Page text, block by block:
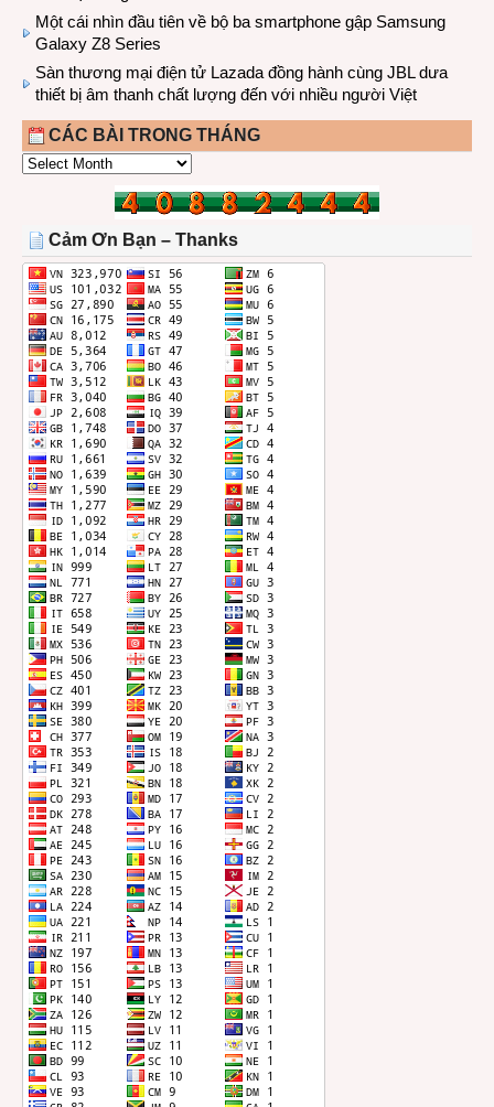
Một cái nhìn đầu tiên về bộ ba smartphone gập Samsung
Galaxy Z8 Series
Sàn thương mại điện tử Lazada đồng hành cùng JBL dưa
thiết bị âm thanh chất lượng đến với nhiều người Việt
CÁC BÀI TRONG THÁNG
CÁC
THÁNG
Cảm Ơn Bạn – Thanks